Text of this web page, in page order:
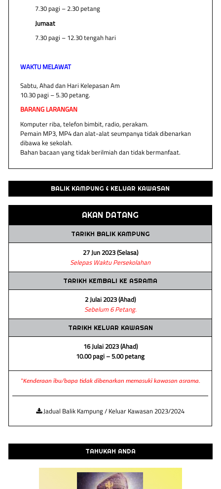
7.30 pagi – 2.30 petang
Jumaat
7.30 pagi – 12.30 tengah hari
WAKTU MELAWAT
Sabtu, Ahad dan Hari Kelepasan Am
10.30 pagi – 5.30 petang.
BARANG LARANGAN
Komputer riba, telefon bimbit, radio, perakam.
Pemain MP3, MP4 dan alat-alat seumpanya tidak dibenarkan
dibawa ke sekolah.
Bahan bacaan yang tidak berilmiah dan tidak bermanfaat.
BALIK KAMPUNG & KELUAR KAWASAN
AKAN DATANG
TARIKH BALIK KAMPUNG
27 Jun 2023 (Selasa)
Selepas Waktu Persekolahan
TARIKH KEMBALI KE ASRAMA
2 Julai 2023 (Ahad)
Sebelum 6 Petang.
TARIKH KELUAR KAWASAN
16 Julai 2023 (Ahad)
10.00 pagi – 5.00 petang
*Kenderaan ibu/bapa tidak dibenarkan memasuki kawasan asrama.
Jadual Balik Kampung / Keluar Kawasan 2023/2024
TAHUKAH ANDA